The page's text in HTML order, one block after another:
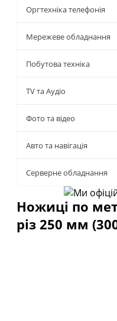
Оргтехніка телефонія
Мережеве обладнання
Побутова техніка
TV та Аудіо
Фото та відео
Авто та навігація
Серверне обладнання
Ножиці по
різ 250 мм